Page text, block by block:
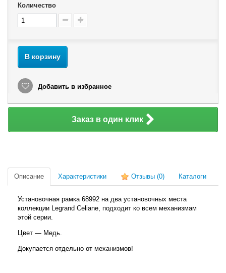
Количество
В корзину
Добавить в избранное
Заказ в один клик
Описание Характеристики Отзывы (0) Каталоги
Установочная рамка 68992 на два установочных места
коллекции Legrand Celiane, подходит ко всем механизмам
этой серии.
Цвет — Медь.
Докупается отдельно от механизмов!